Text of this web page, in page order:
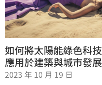
如何將太陽能綠色科技
應用於建築與城市發展
2023 年 10 月 19 日